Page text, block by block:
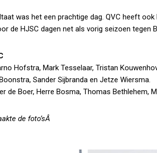
was het een prachtige dag. QVC heeft
de HJSC dagen net als vorig seizoen tegen
Hofstra, Mark Tesselaar, Tristan
Sander Sijbranda en Jetze Wiersma.
de Boer, Herre Bosma, Thomas Bethlehem,
de foto’sÂ